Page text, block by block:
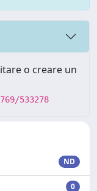
o creare un
533278
ND
0